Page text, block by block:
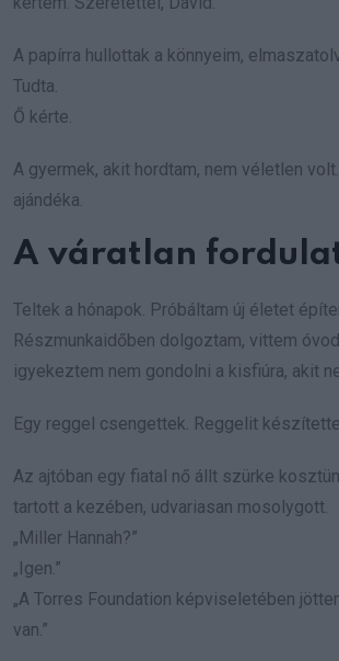
A papírra hullottak a könnyeim,
Tudta.
Ő kérte.
A gyermek, akit hordtam, nem véletlen
ajándéka.
A váratlan
Teltek a hónapok. Próbáltam új életet
Részmunkaidőben dolgoztam, vittem
igyekeztem nem gondolni a kisfiúra, akit
Egy reggel csengettek. Reggelit
Az ajtóban egy fiatal nő állt szürke
tartott a kezében, udvariasan mosolygott.
„Miller Hannah?”
„Igen.”
„A Torres Foundation képviseletében
van.”